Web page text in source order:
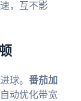
，互不影
球。 番茄加
动优化带宽